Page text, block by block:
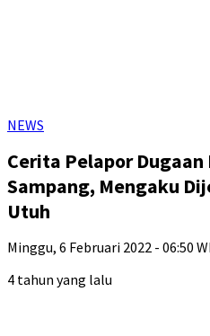
NEWS
Cerita Pelapor
Sampang, Mengaku
Utuh
Minggu, 6 Februari 2022 - 06:50
4 tahun yang lalu